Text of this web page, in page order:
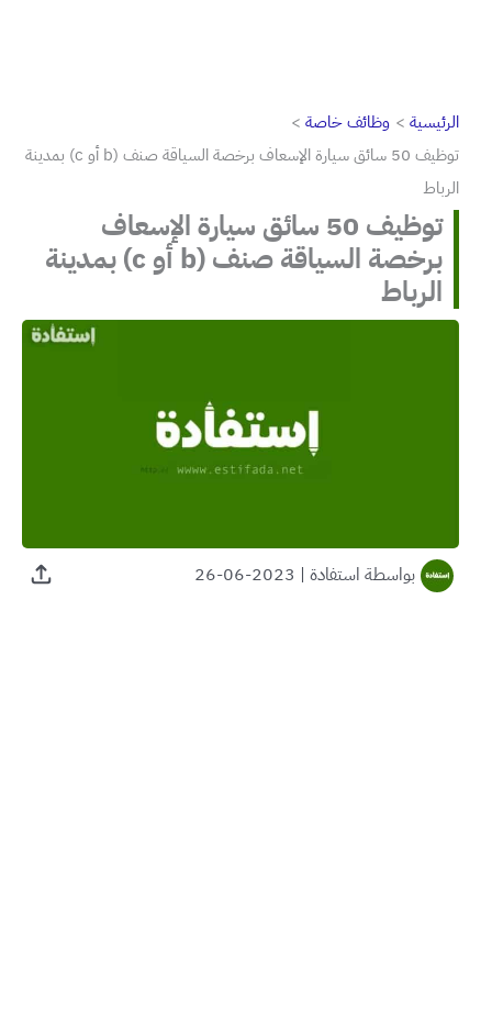
الرئيسية
وظائف خاصة
توظيف 50 سائق سيارة الإسعاف برخصة السياقة صنف (b أو c) بمدينة
الرباط
توظيف 50 سائق سيارة الإسعاف
برخصة السياقة صنف (b أو c) بمدينة
الرباط
بواسطة استفادة |
2023-06-26